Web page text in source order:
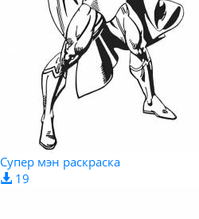
Супер мэн раскраска
19